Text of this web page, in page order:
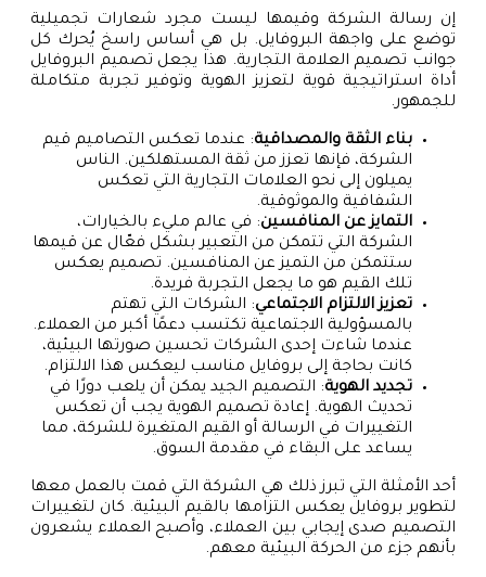
إن رسالة الشركة وقيمها ليست مجرد شعارات تجميلية
توضع على واجهة البروفايل. بل هي أساس راسخ يُحرك كل
جوانب تصميم العلامة التجارية. هذا يجعل تصميم البروفايل
أداة استراتيجية قوية لتعزيز الهوية وتوفير تجربة متكاملة
للجمهور.
بناء الثقة والمصداقية: عندما تعكس التصاميم قيم
الشركة، فإنها تعزز من ثقة المستهلكين. الناس
يميلون إلى نحو العلامات التجارية التي تعكس
الشفافية والموثوقية.
التمايز عن المنافسين: في عالم مليء بالخيارات،
الشركة التي تتمكن من التعبير بشكل فعّال عن قيمها
ستتمكن من التميز عن المنافسين. تصميم يعكس
تلك القيم هو ما يجعل التجربة فريدة.
تعزيز الالتزام الاجتماعي: الشركات التي تهتم
بالمسؤولية الاجتماعية تكتسب دعمًا أكبر من العملاء.
عندما شاءت إحدى الشركات تحسين صورتها البيئية،
كانت بحاجة إلى بروفايل مناسب ليعكس هذا الالتزام.
تجديد الهوية: التصميم الجيد يمكن أن يلعب دورًا في
تحديث الهوية. إعادة تصميم الهوية يجب أن تعكس
التغييرات في الرسالة أو القيم المتغيرة للشركة، مما
يساعد على البقاء في مقدمة السوق.
أحد الأمثلة التي تبرز ذلك هي الشركة التي قمت بالعمل معها
لتطوير بروفايل يعكس التزامها بالقيم البيئية. كان لتغييرات
التصميم صدى إيجابي بين العملاء، وأصبح العملاء يشعرون
بأنهم جزء من الحركة البيئية معهم.